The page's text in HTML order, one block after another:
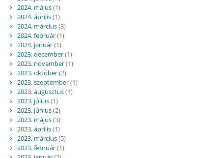
2024. május(1)
2024. április(1)
2024. március(3)
2024. február(1)
2024. január(1)
2023. december(1)
2023. november(1)
2023. október(2)
2023. szeptember(1)
2023. augusztus(1)
2023. július(1)
2023. június(2)
2023. május(3)
2023. április(1)
2023. március(5)
2023. február(1)